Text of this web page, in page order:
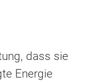
dass sie
Energie